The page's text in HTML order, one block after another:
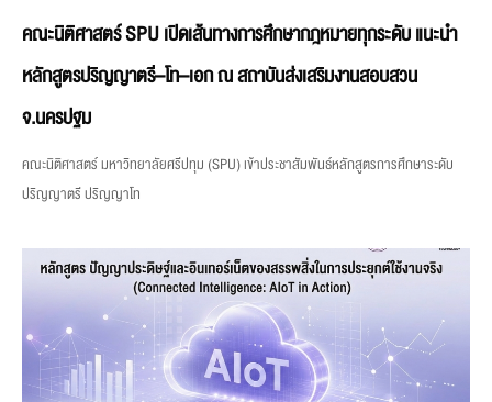
คณะนิติศาสตร์ SPU เปิดเส้นทางการศึกษากฎหมายทุกระดับ แนะนำ
หลักสูตรปริญญาตรี–โท–เอก ณ สถาบันส่งเสริมงานสอบสวน
จ.นครปฐม
คณะนิติศาสตร์ มหาวิทยาลัยศรีปทุม (SPU) เข้าประชาสัมพันธ์หลักสูตรการศึกษาระดับ
ปริญญาตรี ปริญญาโท